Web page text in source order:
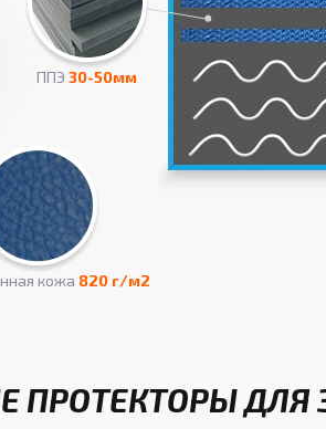
кожа 820 г/м2
ППЭ 30-50мм
ПРОТЕКТОРЫ ДЛЯ